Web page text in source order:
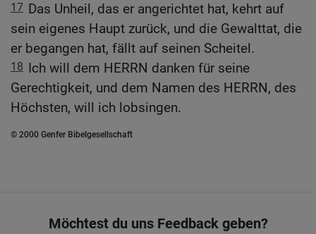
17 Das Unheil, das er angerichtet hat, kehrt auf
sein eigenes Haupt zurück, und die Gewalttat, die
er begangen hat, fällt auf seinen Scheitel.
18 Ich will dem HERRN danken für seine
Gerechtigkeit, und dem Namen des HERRN, des
Höchsten, will ich lobsingen.
© 2000 Genfer Bibelgesellschaft
Möchtest du uns Feedback geben?